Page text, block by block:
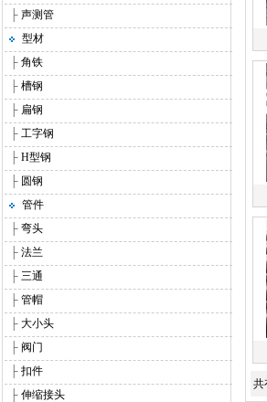
├ 声测管
型材
├ 角铁
├ 槽钢
├ 扁钢
├ 工字钢
├ H型钢
├ 圆钢
管件
├ 弯头
├ 法兰
├ 三通
├ 管帽
├ 大小头
├ 阀门
├ 扣件
├ 伸缩接头
共